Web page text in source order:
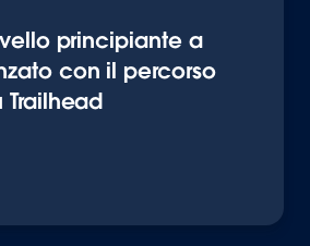
principiante a
con il percorso
Trailhead